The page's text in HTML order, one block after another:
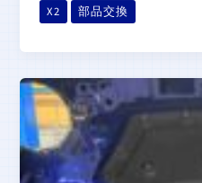
X2 部品交換